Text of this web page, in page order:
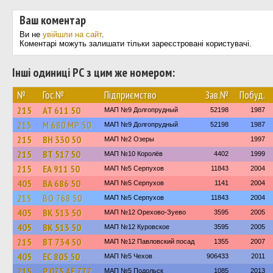
Ваш коментар
Ви не увійшли на сайт.
Коментарі можуть залишати тільки зареєстровані користувачі.
Інші одиниці РС з цим же номером:
№ Гос.№ Підприємство Зав.№ Побуд.
215 АТ 611 50 МАП №9 Долгопрудный 52198 1987
215 М 680 МР 50 МАП №9 Долгопрудный 52198 1987
215 ВН 330 50 МАП №2 Озеры 1997
215 ВТ 517 50 МАП №10 Королёв 4402 1999
215 ЕА 911 50 МАП №5 Серпухов 11843 2004
405 ВА 686 50 МАП №5 Серпухов 1141 2004
215 ВО 768 50 МАП №5 Серпухов 11843 2004
405 ВК 513 50 МАП №12 Орехово-Зуево 3595 2005
405 ВК 513 50 МАП №12 Куровское 3595 2005
215 ВТ 734 50 МАП №12 Павловский посад 1355 2007
405 ЕС 805 50 МАП №5 Чехов 906433 2011
МАП №5 Подольск 1085 2013